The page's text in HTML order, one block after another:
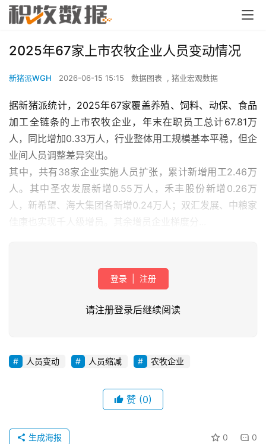
讯
2025年67家上市农牧企业人员变动情况
新猪派WGH 2026-06-15 15:15 数据图表 , 猪业宏观数据
据新猪派统计，2025年67家覆盖养殖、饲料、动保、食品
加工全链条的上市农牧企业，年末在职员工总计67.81万
人，同比增加0.33万人，行业整体用工规模基本平稳，但企
业间人员调整差异突出。
其中，共有38家企业实施人员扩张，累计新增用工2.46万
人。其中圣农发展新增0.55万人，禾丰股份新增0.26万
人，新希望、海大集团各新增0.24万人；双汇发展、中粮家
佳康也实现千人级增员。其余增员企业梯度分...
登录 注册
请注册登录后继续阅读
人员变动 人员缩减 农牧企业
赞 (0)
0 0
生成海报